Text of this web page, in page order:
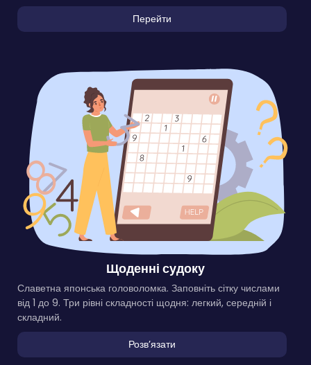
Перейти
Щоденні судоку
Славетна японська головоломка. Заповніть сітку числами
від 1 до 9. Три рівні складності щодня: легкий, середній і
складний.
Розвʼязати